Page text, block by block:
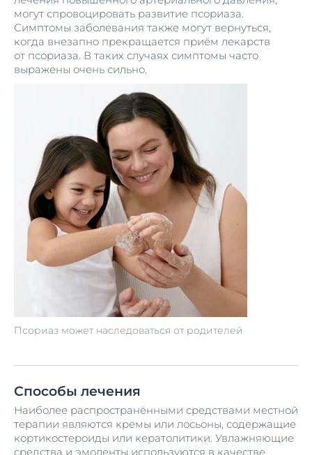
Псориаз может наследоваться от родителей
могут спровоцировать развитие псориаза.
Симптомы заболевания также могут вернуться,
когда внезапно прекращается приём лекарств
от псориаза. В таких случаях симптомы часто
выражены очень сильно.
Способы лечения
Наиболее распространёнными средствами местной
терапии являются кремы или лосьоны, содержащие
кортикостероиды или кератолитики. Увлажняющие
средства и эмоленты используются в качестве